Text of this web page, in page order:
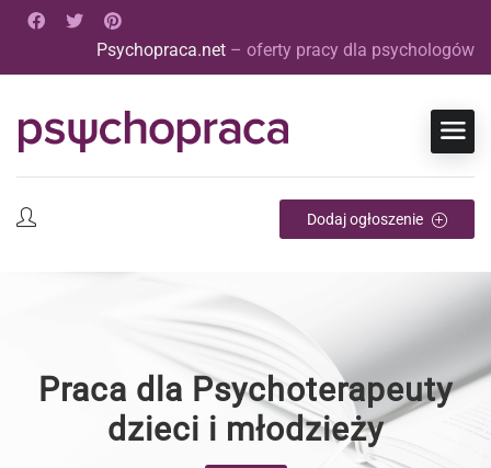
Psychopraca.net – oferty pracy dla psychologów
Dodaj ogłoszenie
Praca dla Psychoterapeuty
dzieci i młodzieży